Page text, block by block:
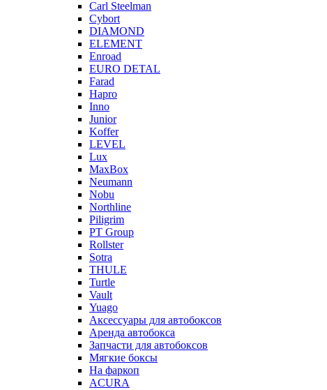
Carl Steelman
Cybort
DIAMOND
ELEMENT
Enroad
EURO DETAL
Farad
Hapro
Inno
Junior
Koffer
LEVEL
Lux
MaxBox
Neumann
Nobu
Northline
Piligrim
PT Group
Rollster
Sotra
THULE
Turtle
Vault
Yuago
Аксессуары для автобоксов
Аренда автобокса
Запчасти для автобоксов
Мягкие боксы
На фаркоп
ACURA